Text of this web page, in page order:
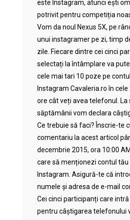
este Instagram, atunci ești
potrivit pentru competiția
Vom da noul Nexus 5X, pe
unui instagramer pe zi, timp
zile. Fiecare dintre cei cinci
selectați la întâmplare va
cele mai tari 10 poze pe
Instagram Cavaleria.ro în cele
ore cât veți avea telefonul. La
săptămânii vom declara
Ce trebuie să faci? Înscrie-te
comentariu la acest articol
decembrie 2015, ora 10:00
care să menționezi contul tău
Instagram. Asigură-te că
numele și adresa de e-mail
Cei cinci participanți care intră
pentru câștigarea telefonului